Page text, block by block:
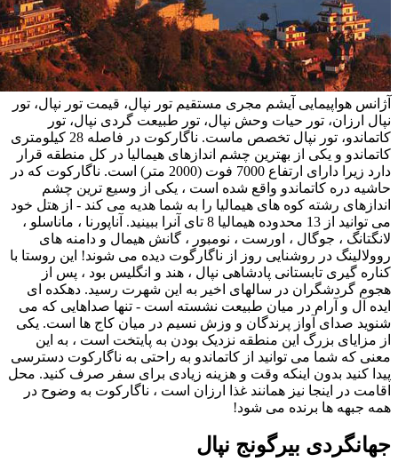
آژانس هواپیمایی آیشم مجری مستقیم تور نپال، قیمت تور نپال، تور
نپال ارزان، تور حیات وحش نپال، تور طبیعت گردی نپال، تور
کاتماندو، تور نپال تخصص ماست. ناگارکوت در فاصله 28 کیلومتری
کاتماندو و یکی از بهترین چشم اندازهای هیمالیا در کل منطقه قرار
دارد زیرا دارای ارتفاع 7000 فوت (2000 متر) است. ناگارکوت که در
حاشیه دره کاتماندو واقع شده است ، یکی از وسیع ترین چشم
اندازهای رشته کوه های هیمالیا را به شما هدیه می کند - از هتل خود
می توانید از 13 محدوده هیمالیا 8 تای آنرا ببینید. آناپورنا ، ماناسلو ،
لانگتانگ ، جوگال ، اورست ، نومبور ، گانش هیمال و دامنه های
روولالینگ در روشنایی روز از ناگارگوت دیده می شوند! این روستا با
کناره گیری تابستانی پادشاهی نپال ، هند و انگلیس بود ، پس از
هجوم گردشگران در سالهای اخیر به این شهرت رسید. دهکده ای
ایده آل و آرام در میان طبیعت نشسته است - تنها صداهایی که می
شنوید صدای آواز پرندگان و وزش نسیم در میان کاج ها است. یکی
از مزایای بزرگ این منطقه نزدیک بودن به پایتخت است ، به این
معنی که شما می توانید از کاتماندو به راحتی به ناگاركوت دسترسی
پیدا کنید بدون اینکه وقت و هزینه زیادی برای سفر صرف کنید. محل
اقامت در اینجا نیز همانند غذا ارزان است ، ناگارکوت به وضوح در
همه جبهه ها برنده می شود!
جهانگردی بیرگونج نپال